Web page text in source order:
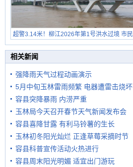
超警3.14米！柳江2026年第1号洪水过境 市民
在堤岸见证汛况
相关新闻
强降雨天气过程动画演示
5月中旬玉林雷雨频繁 电器遭雷击烧坏
容县突降暴雨 内涝严重
玉林局今天召开春节天气新闻发布会
容县喜降甘露 有利马铃薯的生长
玉林初冬阳光灿烂 正逢草莓采摘时节
容县科普宣传活动火热进行
容县周末阳光明媚 适宜出门游玩